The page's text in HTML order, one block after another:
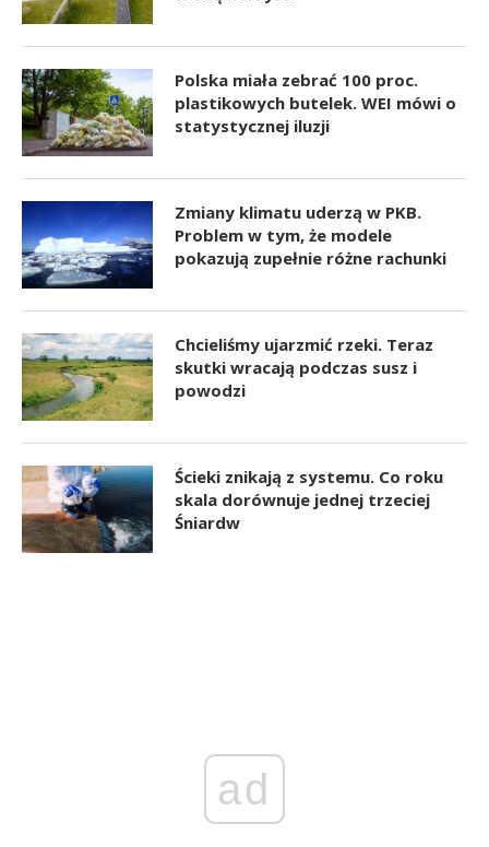
Polska miała zebrać 100 proc.
plastikowych butelek. WEI mówi o
statystycznej iluzji
Zmiany klimatu uderzą w PKB.
Problem w tym, że modele
pokazują zupełnie różne rachunki
Chcieliśmy ujarzmić rzeki. Teraz
skutki wracają podczas susz i
powodzi
Ścieki znikają z systemu. Co roku
skala dorównuje jednej trzeciej
Śniardw
ad